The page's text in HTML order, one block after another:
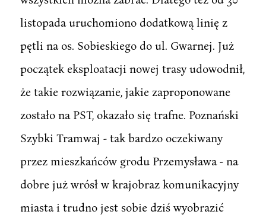
listopada uruchomiono dodatkową linię z
pętli na os. Sobieskiego do ul. Gwarnej. Już
początek eksploatacji nowej trasy udowodnił,
że takie rozwiązanie, jakie zaproponowane
zostało na PST, okazało się trafne. Poznański
Szybki Tramwaj - tak bardzo oczekiwany
przez mieszkańców grodu Przemysława - na
dobre już wrósł w krajobraz komunikacyjny
miasta i trudno jest sobie dziś wyobrazić